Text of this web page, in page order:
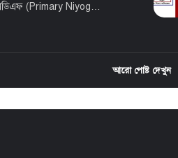
(Primary Niyog…
আরো পোষ্ট দেখুন